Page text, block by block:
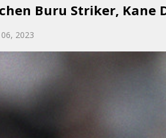
Buru Striker, Kane
2023